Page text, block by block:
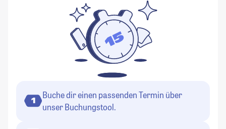
1
Buche dir einen passenden Termin über
unser Buchungstool.